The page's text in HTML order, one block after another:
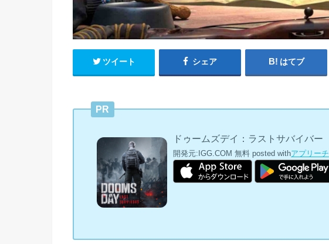
ツイート シェア はてブ
PR
ドゥームズデイ：ラストサバイバー
開発元: IGG.COM 無料 posted withアプリーチ